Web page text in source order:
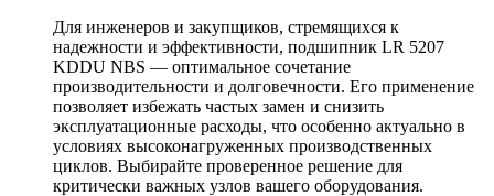
Для инженеров и закупщиков, стремящихся к
надежности и эффективности, подшипник LR 5207
KDDU NBS — оптимальное сочетание
производительности и долговечности. Его применение
позволяет избежать частых замен и снизить
эксплуатационные расходы, что особенно актуально в
условиях высоконагруженных производственных
циклов. Выбирайте проверенное решение для
критически важных узлов вашего оборудования.